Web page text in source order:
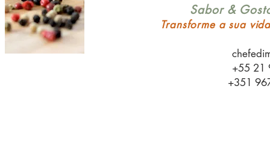
Sabor &
Transforme a sua
+55 21
+351